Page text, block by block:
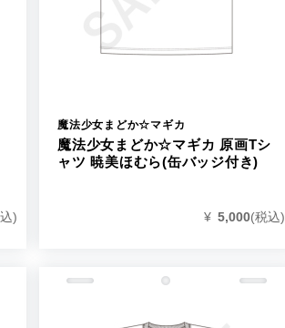
)
魔法少女まどか☆マギカ
魔法少女まどか☆マギカ 原画Tシ
ャツ 暁美ほむら(缶バッジ付き)
¥ 5,000(税込)